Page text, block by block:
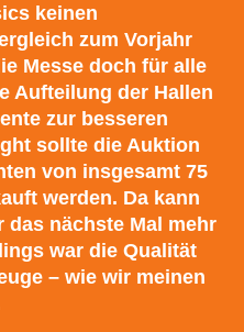
keinen
zum Vorjahr
Messe doch für alle
Aufteilung der Hallen
zur besseren
sollte die Auktion
von insgesamt 75
werden. Da kann
das nächste Mal mehr
war die Qualität
– wie wir meinen